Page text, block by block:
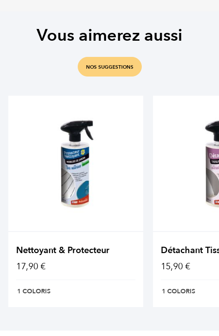
Vous aimerez aussi
NOS SUGGESTIONS
Nettoyant & Protecteur
17,90 €
1 COLORIS
Détachant
15,90 €
1 COLORIS